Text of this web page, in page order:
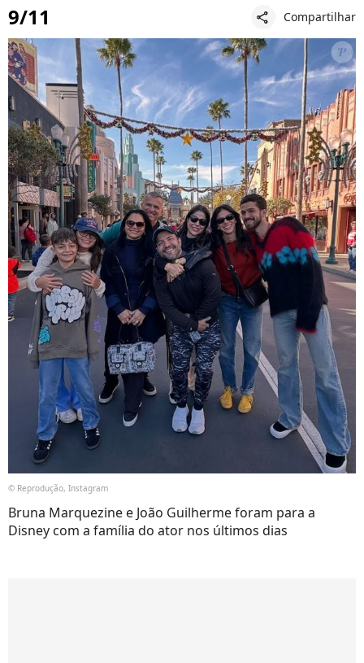
9/11 share Compartilhar
© Reprodução, Instagram
Bruna Marquezine e João Guilherme foram para a
Disney com a família do ator nos últimos dias